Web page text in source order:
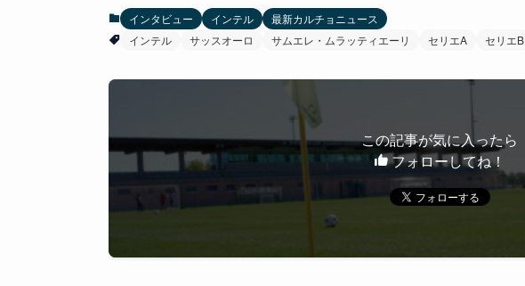
インタビュー インテル
最新カルチョニュース
インテル
サッスオーロ サムエレ・ムラッティエーリ セリエA セリエB
この記事が気に入ったら
フォローしてね！